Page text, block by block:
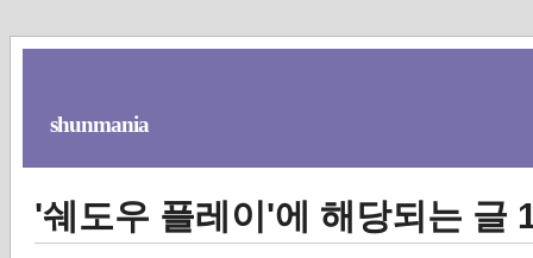
shunmania
'쉐도우 플레이'에 해당되는 글